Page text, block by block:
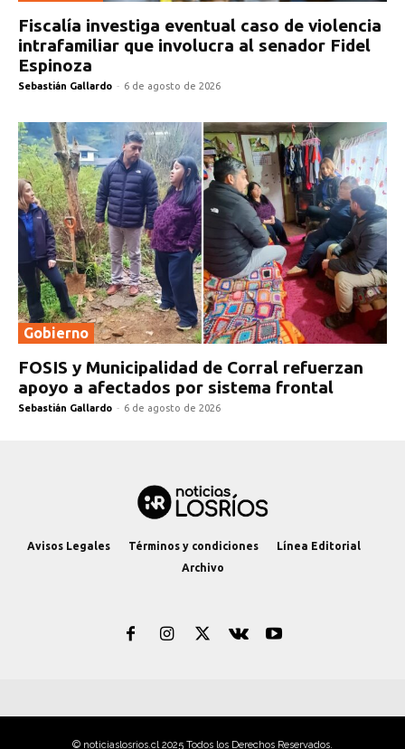
Fiscalía investiga eventual caso de violencia
intrafamiliar que involucra al senador Fidel
Espinoza
Sebastián Gallardo - 6 de agosto de 2026
Gobierno
FOSIS y Municipalidad de Corral refuerzan
apoyo a afectados por sistema frontal
Sebastián Gallardo - 6 de agosto de 2026
Avisos Legales Términos y condiciones
Línea Editorial
Archivo
© noticiaslosrios.cl 2025 Todos los Derechos Reservados.